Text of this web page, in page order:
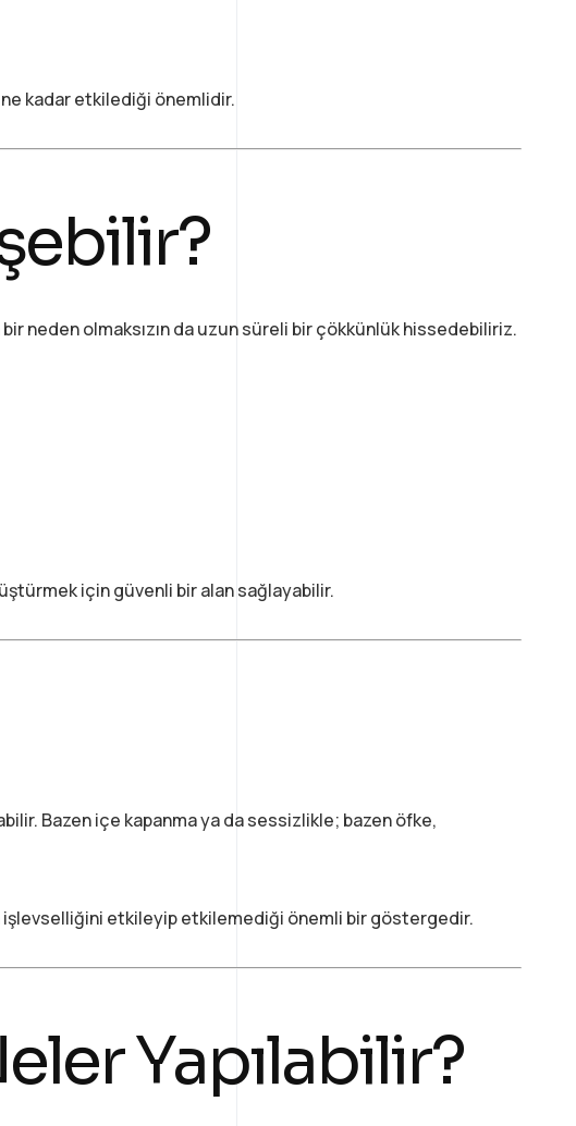
kadar etkilediği önemlidir.
neden olmaksızın da uzun süreli bir çökkünlük hissedebiliriz.
için güvenli bir alan sağlayabilir.
Bazen içe kapanma ya da sessizlikle; bazen öfke,
işlevselliğini etkileyip etkilemediği önemli bir göstergedir.
Yapılabilir?